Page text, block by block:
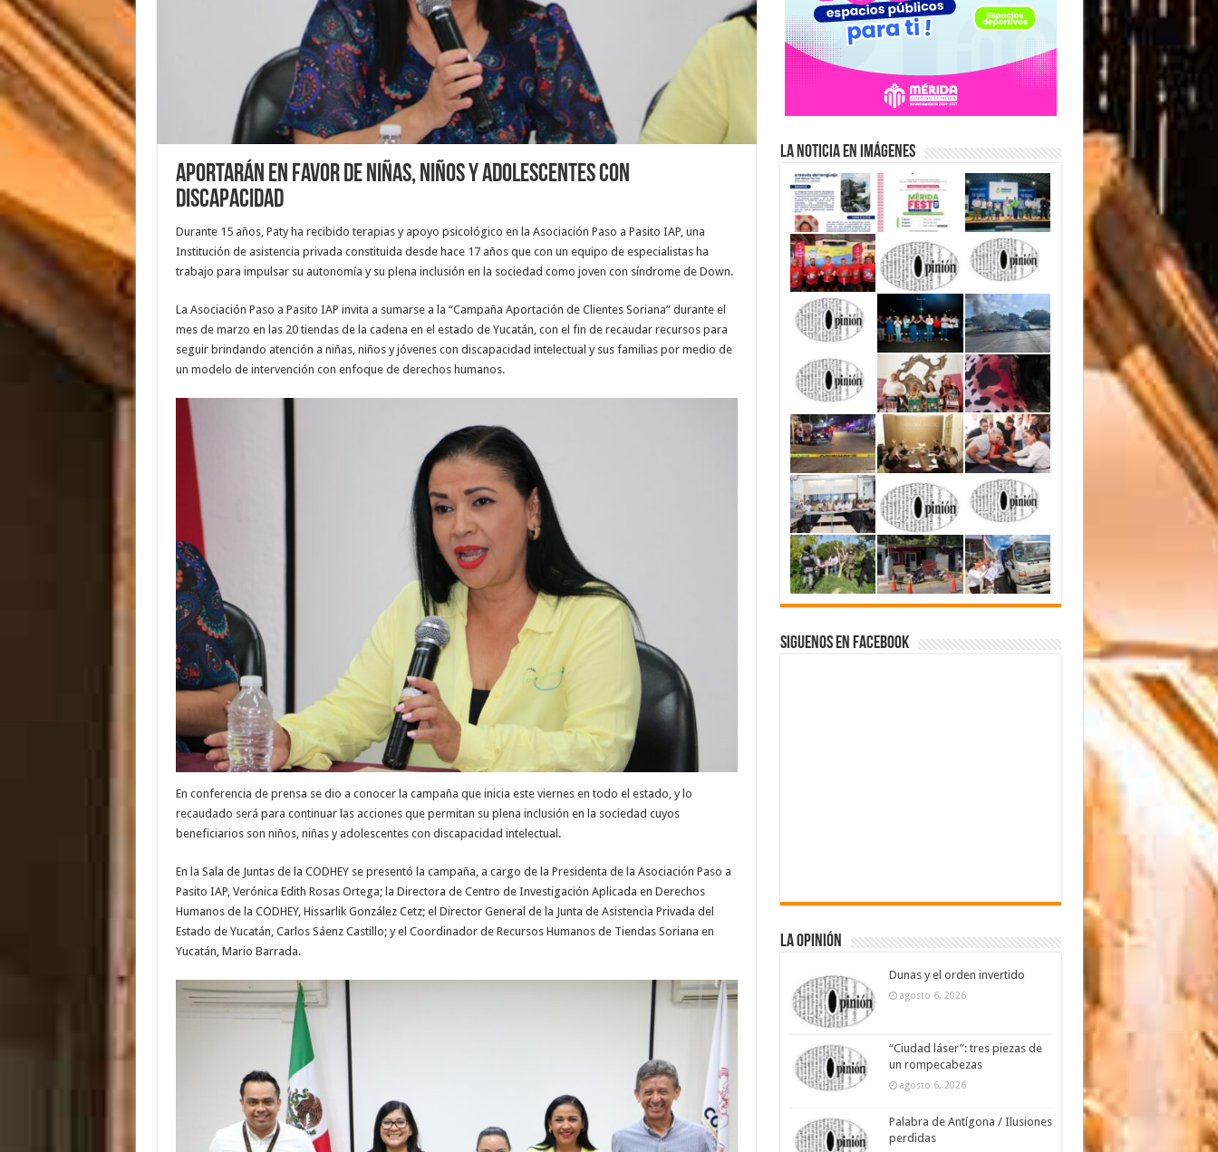
Aportarán en favor de niñas, niños y adolescentes con
discapacidad
Durante 15 años, Paty ha recibido terapias y apoyo psicológico en la Asociación Paso a Pasito IAP, una
Institución de asistencia privada constituida desde hace 17 años que con un equipo de especialistas ha
trabajo para impulsar su autonomía y su plena inclusión en la sociedad como joven con síndrome de Down.
La Asociación Paso a Pasito IAP invita a sumarse a la “Campaña Aportación de Clientes Soriana” durante el
mes de marzo en las 20 tiendas de la cadena en el estado de Yucatán, con el fin de recaudar recursos para
seguir brindando atención a niñas, niños y jóvenes con discapacidad intelectual y sus familias por medio de
un modelo de intervención con enfoque de derechos humanos.
En conferencia de prensa se dio a conocer la campaña que inicia este viernes en todo el estado, y lo
recaudado será para continuar las acciones que permitan su plena inclusión en la sociedad cuyos
beneficiarios son niños, niñas y adolescentes con discapacidad intelectual.
En la Sala de Juntas de la CODHEY se presentó la campaña, a cargo de la Presidenta de la Asociación Paso a
Pasito IAP, Verónica Edith Rosas Ortega; la Directora de Centro de Investigación Aplicada en Derechos
Humanos de la CODHEY, Hissarlik González Cetz; el Director General de la Junta de Asistencia Privada del
Estado de Yucatán, Carlos Sáenz Castillo; y el Coordinador de Recursos Humanos de Tiendas Soriana en
Yucatán, Mario Barrada.
La Noticia en Imágenes
Siguenos en Facebook
La Opinión
Dunas y el orden invertido
agosto 6, 2026
“Ciudad láser”: tres piezas de
un rompecabezas
agosto 6, 2026
Palabra de Antígona / Ilusiones
perdidas